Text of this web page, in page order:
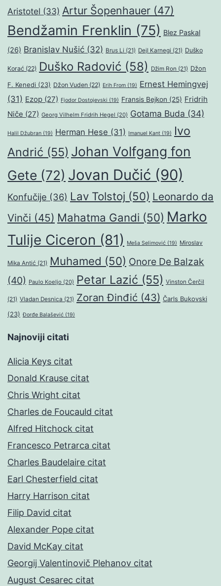
Aristotel (33) Artur Šopenhauer (47)
Bendžamin Frenklin (75) Blez Paskal
(26) Branislav Nušić (32) Brus Li (21) Dejl Karnegi (21) Duško
Korać (22) Duško Radović (58) Džim Ron (21) Džon
F. Kenedi (23) Džon Vuden (22) Erih From (19) Ernest Hemingvej
(31) Ezop (27) Fjodor Dostojevski (19) Fransis Bejkon (25) Fridrih
Niče (27) Georg Vilhelm Fridrih Hegel (20) Gotama Buda (34)
Halil Džubran (19) Herman Hese (31) Imanuel Kant (19)
Ivo
Andrić (55) Johan Volfgang fon
Gete (72) Jovan Dučić (90)
Konfučije (36) Lav Tolstoj (50) Leonardo da
Vinči (45) Mahatma Gandi (50) Marko
Tulije Ciceron (81) Meša Selimović (19) Miroslav
Mika Antić (21) Muhamed (50) Onore De Balzak
(40) Paulo Koeljo (20) Petar Lazić (55) Vinston Čerčil
(21) Vladan Desnica (21) Zoran Đinđić (43) Čarls Bukovski
(23) Đorđe Balašević (19)
Najnoviji citati
Alicia Keys citat
Donald Krause citat
Chris Wright citat
Charles de Foucauld citat
Alfred Hitchock citat
Francesco Petrarca citat
Charles Baudelaire citat
Earl Chesterfield citat
Harry Harrison citat
Filip David citat
Alexander Pope citat
David McKay citat
Georgij Valentinovič Plehanov citat
August Cesarec citat